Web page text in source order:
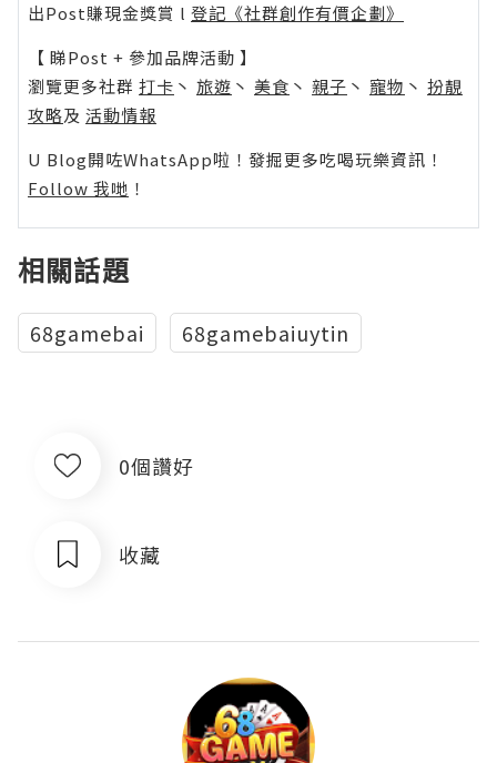
出Post賺現金獎賞 l 登記《社群創作有價企劃》
【 睇Post + 參加品牌活動 】
瀏覽更多社群 打卡 丶 旅遊 丶 美食 丶 親子 丶 寵物 丶 扮靚
攻略及 活動情報
U Blog開咗WhatsApp啦！發掘更多吃喝玩樂資訊！
Follow 我哋 ！
相關話題
68gamebai 68gamebaiuytin
0個讚好
收藏